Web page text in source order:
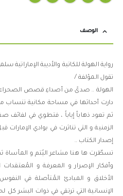
الوصف
رواية الهولة للكاتبة والأديبة الإماراتية
تقول المؤلفة /
الهولة .. صدىً من أصداءِ قصص الصحراء
دارت أحداثها في مساحة مكانية تنساب
ثم تعود ذهاباً إياباُ ، فتطوي في لفائف
الزمنية و التي تناثرت في بوادي
إصدار الكتاب ..
تسطّرت ها هنا مشاعر اليُتم و المأساة
وأفكار الإصرار و المعرفة و
الأخلاق و المبادئ المُتأصلة في
الإنسانية التي ترتقي في ذوات البشر